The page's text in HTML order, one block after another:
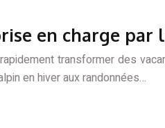
en charge par
transformer des
en hiver aux randonnées…